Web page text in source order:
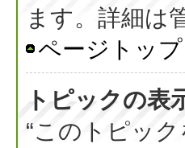
ます。詳細は
ページトップ
トピックの表
“このトピッ